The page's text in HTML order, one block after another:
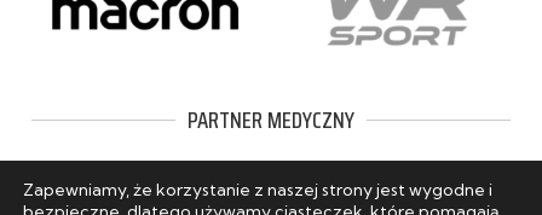
PARTNER MEDYCZNY
Zapewniamy, że korzystanie z naszej strony jest wygodne i